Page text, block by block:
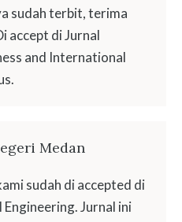
sudah terbit, terima
accept di Jurnal
and International
Medan
sudah di accepted di
Jurnal ini